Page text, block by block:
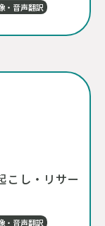
・音声翻訳
こし・リサー
・音声翻訳